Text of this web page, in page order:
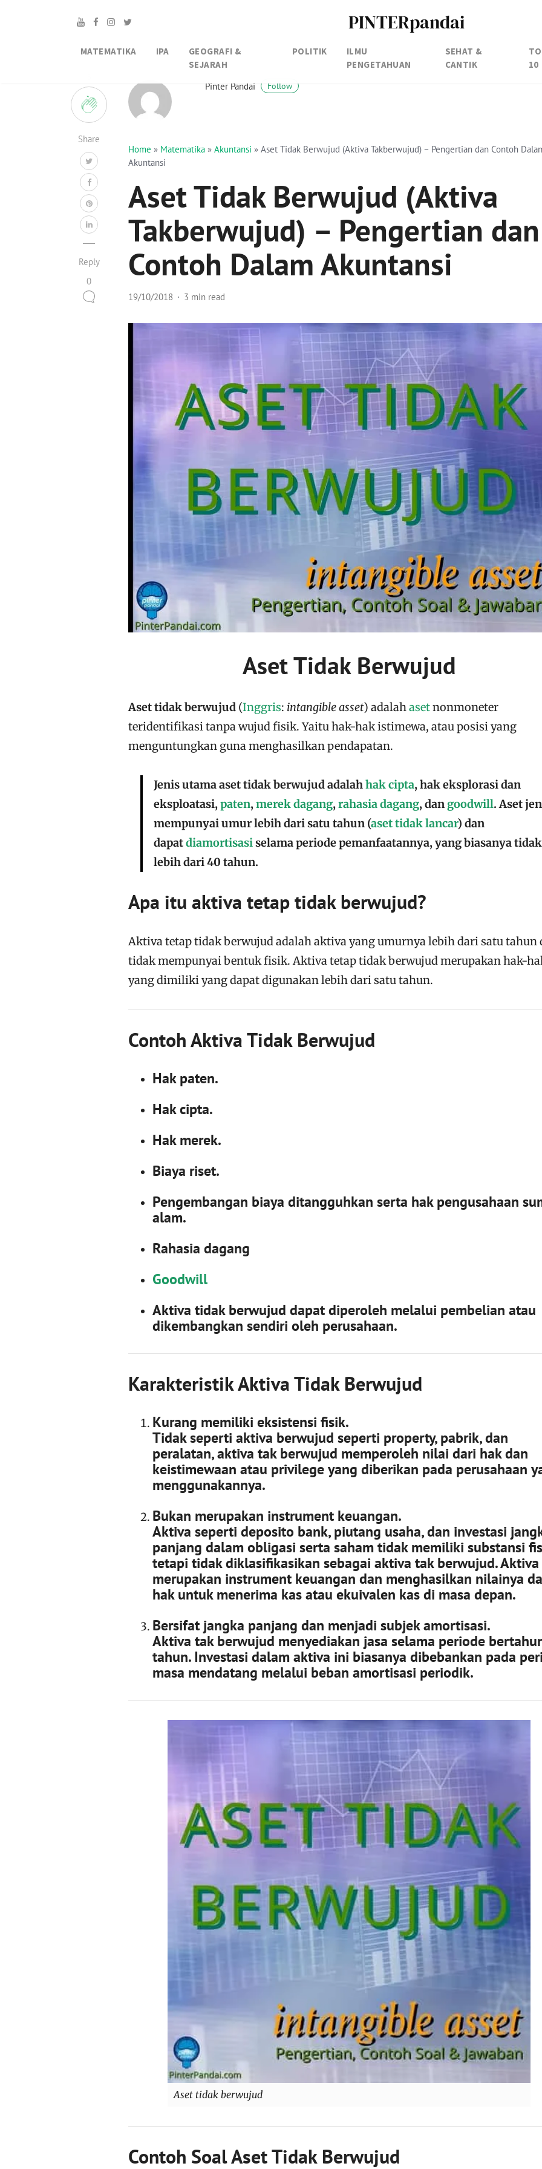
PINTERpandai
MATEMATIKA IPA
GEOGRAFI &
SEJARAH
POLITIK
ILMU
PENGETAHUAN
SEHAT &
CANTIK
10
Share
Reply
0
Pinter Pandai Follow
Home » Matematika » Akuntansi » Aset Tidak Berwujud (Aktiva Takberwujud) – Pengertian dan Contoh
Akuntansi
Aset Tidak Berwujud (Aktiva
Takberwujud) – Pengertian dan
Contoh Dalam Akuntansi
19/10/2018 3 min read
Aset Tidak Berwujud
Aset tidak berwujud (Inggris: intangible asset) adalahasetnonmoneter
teridentifikasi tanpa wujud fisik. Yaitu hak-hak istimewa, atau posisi yang
menguntungkan guna menghasilkan pendapatan.
Jenis utama aset tidak berwujud adalahhak cipta, hak eksplorasi dan
eksploatasi,paten,merek dagang,rahasia dagang, dan goodwill. Aset
mempunyai umur lebih dari satu tahun (aset tidak lancar) dan
dapatdiamortisasiselama periode pemanfaatannya, yang biasanya tidak
lebih dari 40 tahun.
Apa itu aktiva tetap tidak berwujud?
Aktiva tetap tidak berwujud adalah aktiva yang umurnya lebih dari satu tahun
tidak mempunyai bentuk fisik. Aktiva tetap tidak berwujud merupakan hak-
yang dimiliki yang dapat digunakan lebih dari satu tahun.
Contoh Aktiva Tidak Berwujud
Hak paten.
Hak cipta.
Hak merek.
Biaya riset.
Pengembangan biaya ditangguhkan serta hak pengusahaan
alam.
Rahasia dagang
Goodwill
Aktiva tidak berwujud dapat diperoleh melalui pembelian atau
dikembangkan sendiri oleh perusahaan.
Karakteristik Aktiva Tidak Berwujud
Kurang memiliki eksistensi fisik.
Tidak seperti aktiva berwujud seperti property, pabrik, dan
peralatan, aktiva tak berwujud memperoleh nilai dari hak dan
keistimewaan atau privilege yang diberikan pada perusahaan
menggunakannya.
Bukan merupakan instrument keuangan.
Aktiva seperti deposito bank, piutang usaha, dan investasi
panjang dalam obligasi serta saham tidak memiliki substansi
tetapi tidak diklasifikasikan sebagai aktiva tak berwujud.
merupakan instrument keuangan dan menghasilkan nilainya
hak untuk menerima kas atau ekuivalen kas di masa depan.
Bersifat jangka panjang dan menjadi subjek amortisasi.
Aktiva tak berwujud menyediakan jasa selama periode
tahun. Investasi dalam aktiva ini biasanya dibebankan pada
masa mendatang melalui beban amortisasi periodik.
Aset tidak berwujud
Contoh Soal Aset Tidak Berwujud